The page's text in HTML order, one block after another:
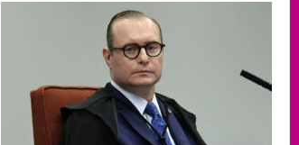
proíbe atletas
transgênero em
competições de
Londrina